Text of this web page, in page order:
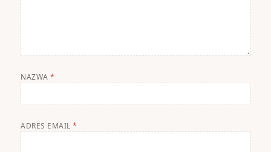
NAZWA*
ADRES EMAIL*